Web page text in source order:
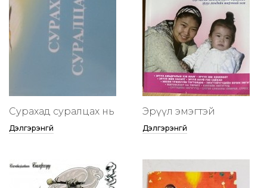
Сурахад суралцах нь
Дэлгэрэнгүй
Эрүүл эмэгтэй
Дэлгэрэнгүй